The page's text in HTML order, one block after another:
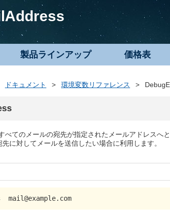
製品ラインアップ 価格表
ドキュメント > 環境変数リファレンス >
べてのメールの宛先が指定されたメールアドレスへ
に対してメールを送信したい場合に利用します。
mail@example.com